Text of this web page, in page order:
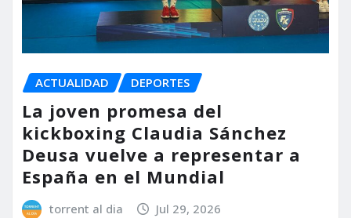
ACTUALIDAD DEPORTES
La joven promesa del
kickboxing Claudia Sánchez
Deusa vuelve a representar a
España en el Mundial
torrent al dia Jul 29, 2026